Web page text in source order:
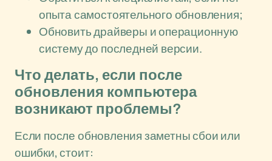
опыта самостоятельного обновления;
Обновить драйверы и операционную
систему до последней версии.
Что делать, если после
обновления компьютера
возникают проблемы?
Если после обновления заметны сбои или
ошибки, стоит: